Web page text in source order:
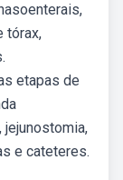
tórax,
etapas de
jejunostomia,
e cateteres.